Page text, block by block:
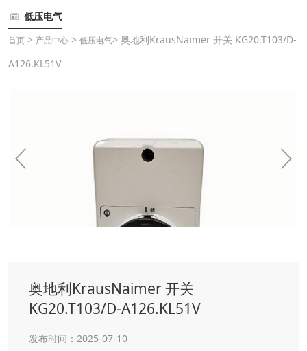
低压电气
首页 > 产品中心 > 低压电气> 奥地利KrausNaimer 开关 KG20.T103/D-
A126.KL51V
奥地利KrausNaimer 开关
KG20.T103/D-A126.KL51V
发布时间：2025-07-10